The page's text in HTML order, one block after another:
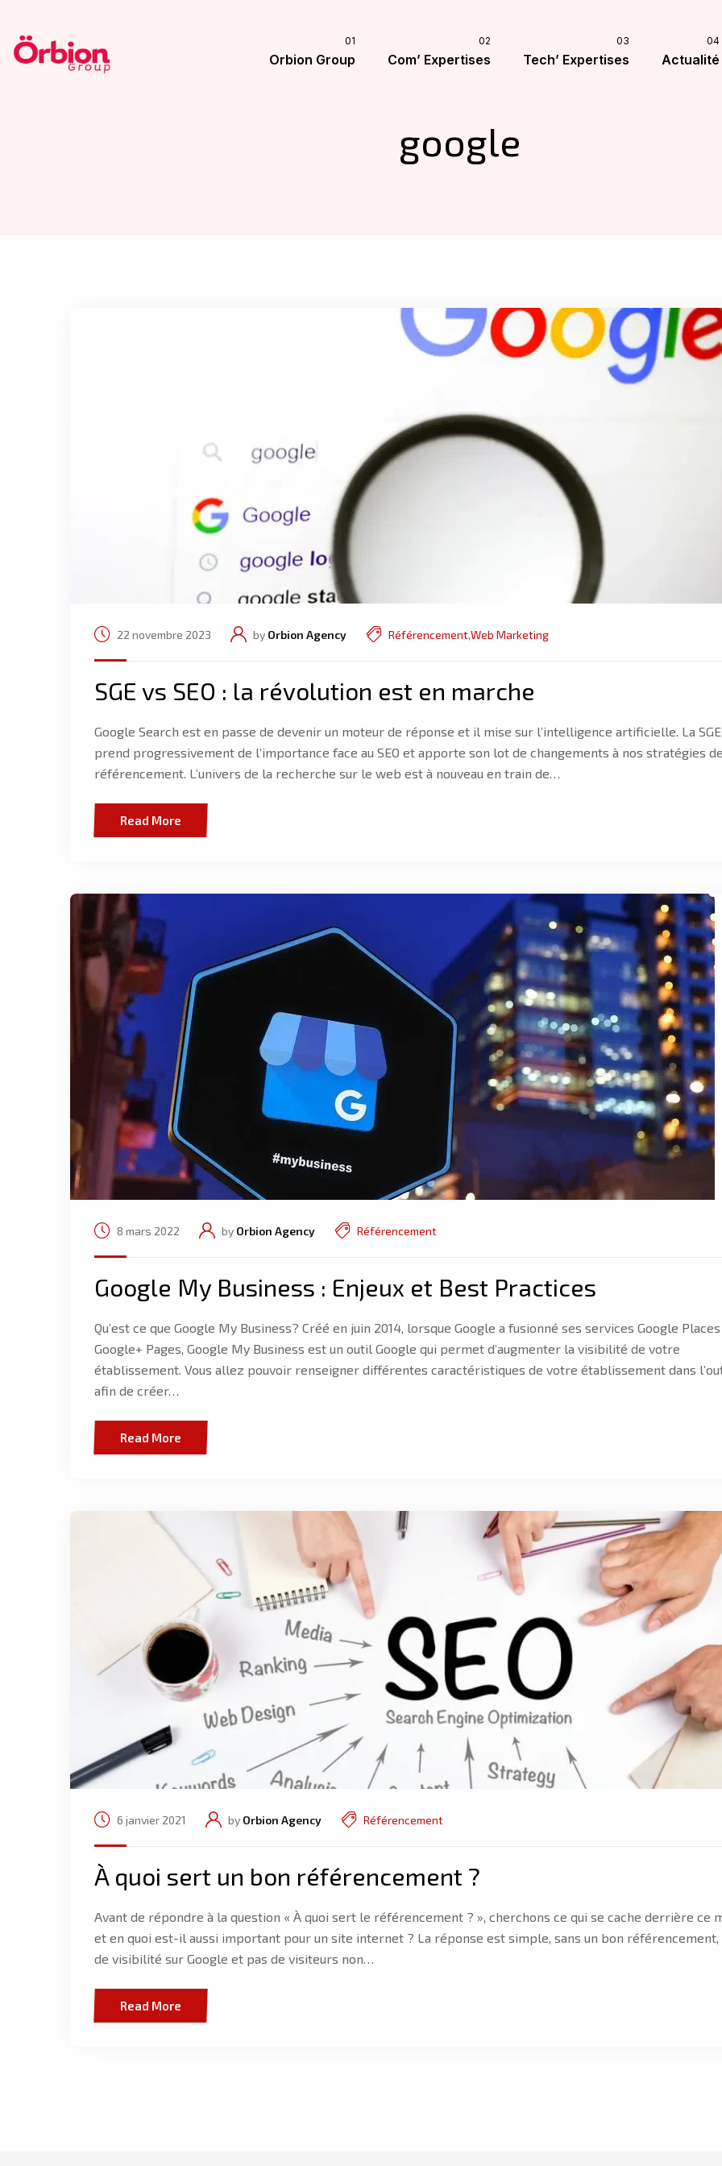
Orbion Group Com’ Expertises Tech’ Expertises Actualité
google
22 novembre 2023 by Orbion Agency Référencement,Web Marketing
SGE vs SEO : la révolution est en marche
Google Search est en passe de devenir un moteur de réponse et il mise sur l’intelligence artificielle. La SGE
prend progressivement de l’importance face au SEO et apporte son lot de changements à nos stratégies de
référencement. L’univers de la recherche sur le web est à nouveau en train de…
Read More
8 mars 2022 by Orbion Agency Référencement
Google My Business : Enjeux et Best Practices
Qu’est ce que Google My Business? Créé en juin 2014, lorsque Google a fusionné ses services Google
Google+ Pages, Google My Business est un outil Google qui permet d’augmenter la visibilité de votre
établissement. Vous allez pouvoir renseigner différentes caractéristiques de votre établissement dans
afin de créer…
Read More
6 janvier 2021 by Orbion Agency Référencement
À quoi sert un bon référencement ?
Avant de répondre à la question « À quoi sert le référencement ? », cherchons ce qui se cache derrière ce
et en quoi est-il aussi important pour un site internet ? La réponse est simple, sans un bon référencement,
de visibilité sur Google et pas de visiteurs non…
Read More